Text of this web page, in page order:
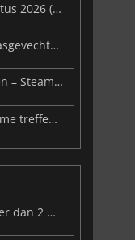
Niuwe Videogames van de week – augustus 2026 (week 32)
Palworld-update maakt Sunreach en baasgevechten stabieler
Microsoft könnte Project Helix neu planen – Steam-Support wackelt
Malware-kaarten en een Discord-overname treffen Meccha Chameleon
Resident Evil Veronica staat nu al op meer dan 2 miljoen verlanglijstjes